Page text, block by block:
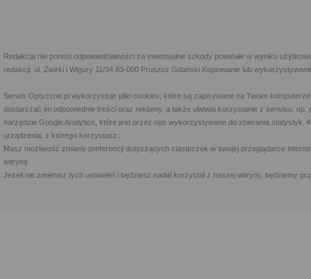
Redakcja nie ponosi odpowiedzialności za ewentualne szkody powstałe w wyniku
redakcji: ul. Żwirki i Wigury 11/34 83-000 Pruszcz Gdański Kopiowanie lub
Serwis Optyczne.pl wykorzystuje pliki cookies, które są zapisywane na Twoim
dostarczać im odpowiednie treści oraz reklamy, a także ułatwia korzystanie z serwisu,
narzędzie Google Analytics, które jest przez nas wykorzystywane do zbierania statystyk.
urządzenia, z którego korzystasz.
Masz możliwość zmiany preferencji dotyczących ciasteczek w swojej przeglądarce
witrynę.
Jeżeli nie zmienisz tych ustawień i będziesz nadal korzystał z naszej witryny, będziemy